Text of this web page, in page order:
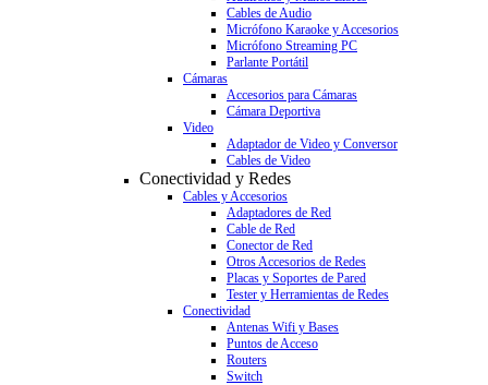
Cables de Audio
Micrófono Karaoke y Accesorios
Micrófono Streaming PC
Parlante Portátil
Cámaras
Accesorios para Cámaras
Cámara Deportiva
Video
Adaptador de Video y Conversor
Cables de Video
Conectividad y Redes
Cables y Accesorios
Adaptadores de Red
Cable de Red
Conector de Red
Otros Accesorios de Redes
Placas y Soportes de Pared
Tester y Herramientas de Redes
Conectividad
Antenas Wifi y Bases
Puntos de Acceso
Routers
Switch